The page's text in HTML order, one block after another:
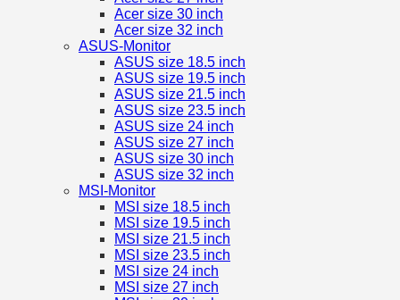
Acer size 30 inch
Acer size 32 inch
ASUS-Monitor
ASUS size 18.5 inch
ASUS size 19.5 inch
ASUS size 21.5 inch
ASUS size 23.5 inch
ASUS size 24 inch
ASUS size 27 inch
ASUS size 30 inch
ASUS size 32 inch
MSI-Monitor
MSI size 18.5 inch
MSI size 19.5 inch
MSI size 21.5 inch
MSI size 23.5 inch
MSI size 24 inch
MSI size 27 inch